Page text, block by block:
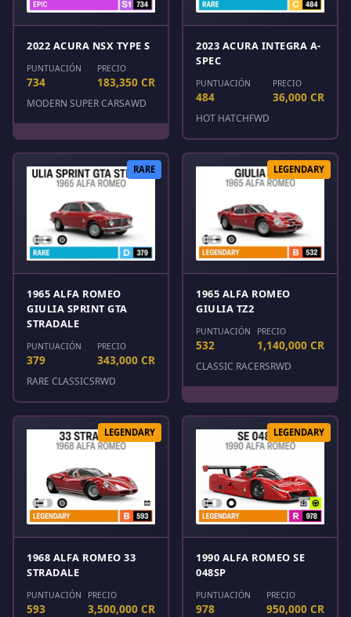
2022 ACURA NSX TYPE S
PUNTUACIÓN
734
PRECIO
183,350 CR
MODERN SUPER CARSAWD
2023 ACURA INTEGRA A-
SPEC
PUNTUACIÓN
484
PRECIO
36,000 CR
HOT HATCHFWD
RARE
1965 ALFA ROMEO
GIULIA SPRINT GTA
STRADALE
PUNTUACIÓN
379
PRECIO
343,000 CR
RARE CLASSICSRWD
LEGENDARY
1965 ALFA ROMEO
GIULIA TZ2
PUNTUACIÓN
532
PRECIO
1,140,000 CR
CLASSIC RACERSRWD
LEGENDARY
1968 ALFA ROMEO 33
STRADALE
PUNTUACIÓN
593
PRECIO
3,500,000 CR
LEGENDARY
1990 ALFA ROMEO SE
048SP
PUNTUACIÓN
978
PRECIO
950,000 CR